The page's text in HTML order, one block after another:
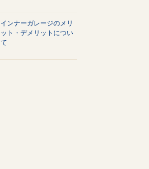
インナーガレージのメリ
ット・デメリットについ
て